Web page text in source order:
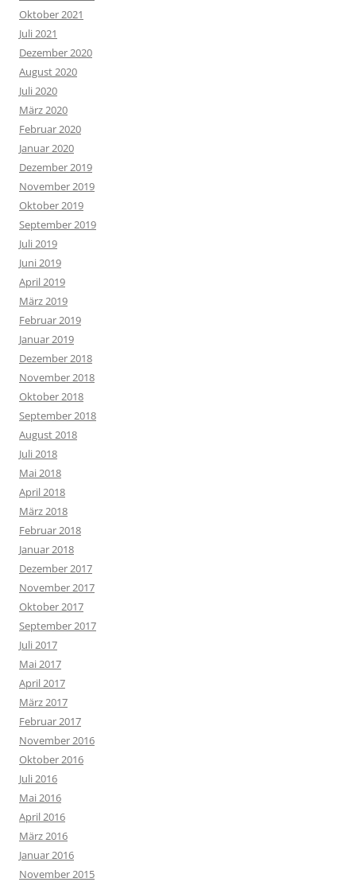
Oktober 2021
Juli 2021
Dezember 2020
August 2020
Juli 2020
März 2020
Februar 2020
Januar 2020
Dezember 2019
November 2019
Oktober 2019
September 2019
Juli 2019
Juni 2019
April 2019
März 2019
Februar 2019
Januar 2019
Dezember 2018
November 2018
Oktober 2018
September 2018
August 2018
Juli 2018
Mai 2018
April 2018
März 2018
Februar 2018
Januar 2018
Dezember 2017
November 2017
Oktober 2017
September 2017
Juli 2017
Mai 2017
April 2017
März 2017
Februar 2017
November 2016
Oktober 2016
Juli 2016
Mai 2016
April 2016
März 2016
Januar 2016
November 2015